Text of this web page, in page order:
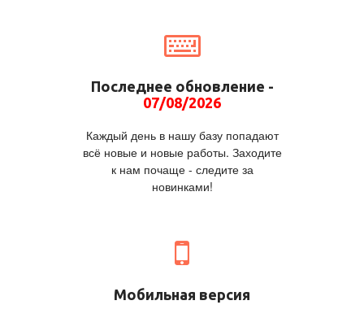
Последнее обновление -
07/08/2026
Каждый день в нашу базу попадают
всё новые и новые работы. Заходите
к нам почаще - следите за
новинками!
Мобильная версия